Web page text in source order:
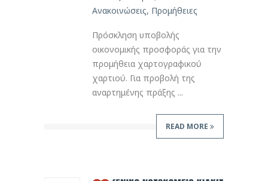
Ανακοινώσεις, Προμήθειες
Πρόσκληση υποβολής
οικονομικής προσφοράς για την
προμήθεια χαρτογραφικού
χαρτιού. Για προβολή της
αναρτημένης πράξης ...
READ MORE